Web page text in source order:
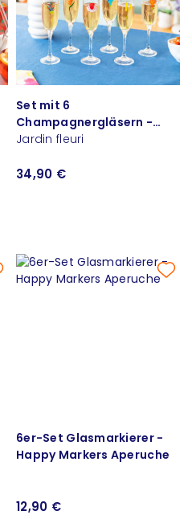
Set mit 6
Champagnergläsern -
Champ de fleurs
Jardin fleuri
34,90 €
6er-Set Glasmarkierer -
Happy Markers Aperuche
12,90 €